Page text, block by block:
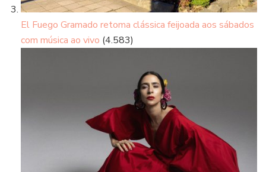
El Fuego Gramado retoma clássica feijoada aos sábados
com música ao vivo (4.583)